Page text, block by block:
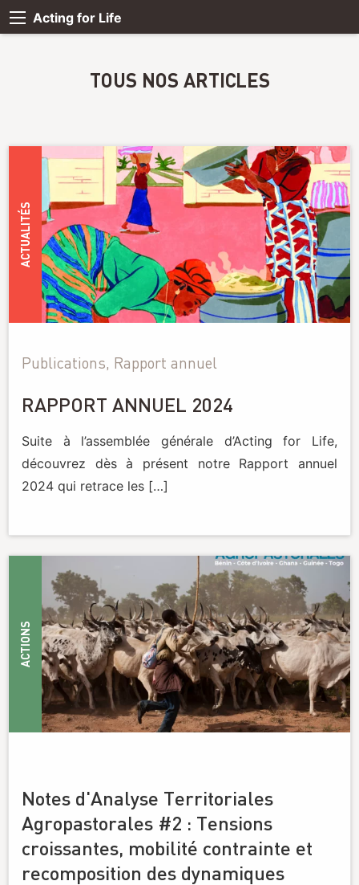
Acting for Life
TOUS NOS ARTICLES
ACTUALITÉS
Publications, Rapport annuel
RAPPORT ANNUEL 2024
Suite à l’assemblée générale d’Acting for Life,
découvrez dès à présent notre Rapport annuel
2024 qui retrace les […]
ACTIONS
Notes d'Analyse Territoriales
Agropastorales #2 : Tensions
croissantes, mobilité contrainte et
recomposition des dynamiques